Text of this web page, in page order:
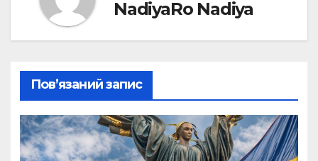
NadiyaRo Nadiya
Пов’язаний запис